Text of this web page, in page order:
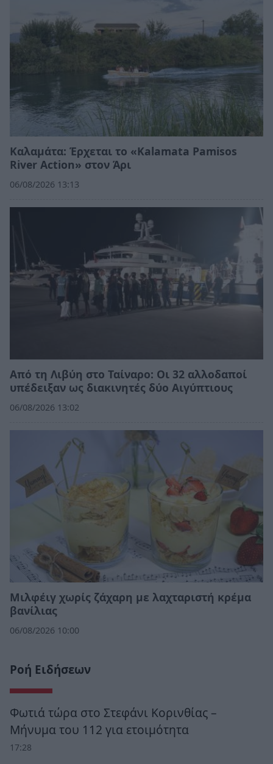
Καλαμάτα: Έρχεται το «Kalamata Pamisos
River Action» στον Άρι
06/08/2026 13:13
Από τη Λιβύη στο Ταίναρο: Οι 32 αλλοδαποί
υπέδειξαν ως διακινητές δύο Αιγύπτιους
06/08/2026 13:02
Μιλφέιγ χωρίς ζάχαρη με λαχταριστή κρέμα
βανίλιας
06/08/2026 10:00
Ροή Ειδήσεων
Φωτιά τώρα στο Στεφάνι Κορινθίας –
Μήνυμα του 112 για ετοιμότητα
17:28